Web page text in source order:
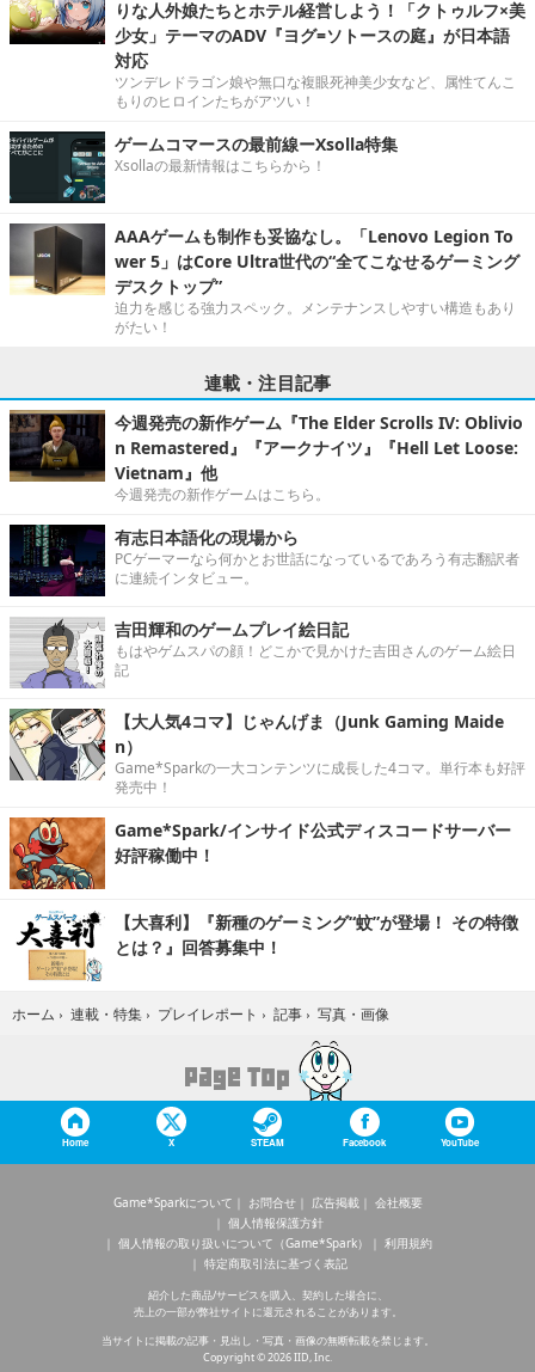
りな人外娘たちとホテル経営しよう！「クトゥルフ×美
少女」テーマのADV『ヨグ=ソトースの庭』が日本語
対応
ツンデレドラゴン娘や無口な複眼死神美少女など、属性てんこ
もりのヒロインたちがアツい！
ゲームコマースの最前線ーXsolla特集
Xsollaの最新情報はこちらから！
AAAゲームも制作も妥協なし。「Lenovo Legion To
wer 5」はCore Ultra世代の“全てこなせるゲーミング
デスクトップ”
迫力を感じる強力スペック。メンテナンスしやすい構造もあり
がたい！
連載・注目記事
今週発売の新作ゲーム『The Elder Scrolls IV: Oblivio
n Remastered』『アークナイツ』『Hell Let Loose:
Vietnam』他
今週発売の新作ゲームはこちら。
有志日本語化の現場から
PCゲーマーなら何かとお世話になっているであろう有志翻訳者
に連続インタビュー。
吉田輝和のゲームプレイ絵日記
もはやゲムスパの顔！どこかで見かけた吉田さんのゲーム絵日
記
【大人気4コマ】じゃんげま（Junk Gaming Maide
n）
Game*Sparkの一大コンテンツに成長した4コマ。単行本も好評
発売中！
Game*Spark/インサイド公式ディスコードサーバー
好評稼働中！
【大喜利】『新種のゲーミング“蚊”が登場！ その特徴
とは？』回答募集中！
ホーム › 連載・特集 › プレイレポート › 記事 › 写真・画像
Home X STEAM Facebook YouTube
Game*Sparkについて お問合せ 広告掲載
会社概要
個人情報保護方針
個人情報の取り扱いについて（Game*Spark）
利用規約
特定商取引法に基づく表記
紹介した商品/サービスを購入、契約した場合に、
売上の一部が弊社サイトに還元されることがあります。
当サイトに掲載の記事・見出し・写真・画像の無断転載を禁じます。
Copyright © 2026 IID, Inc.